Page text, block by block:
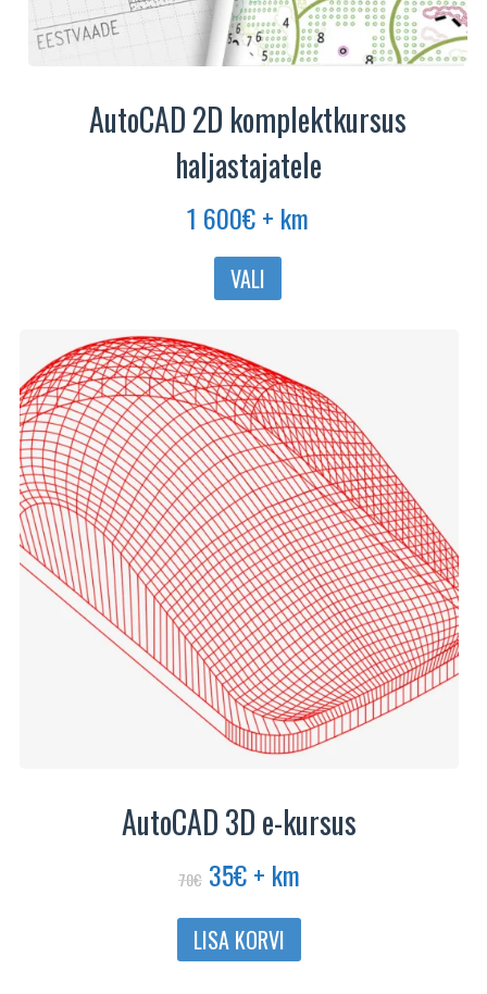
AutoCAD 2D komplektkursus
haljastajatele
1 600€+ km
VALI
AutoCAD 3D e-kursus
70€ Algne
oli:
70€.
35€Praegune
on:
35€.
+ km
LISA KORVI